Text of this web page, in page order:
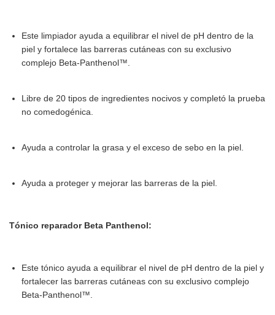
Este limpiador ayuda a equilibrar el nivel de pH dentro de la
piel y fortalece las barreras cutáneas con su exclusivo
complejo Beta-Panthenol™.
Libre de 20 tipos de ingredientes nocivos y completó la prueba
no comedogénica.
Ayuda a controlar la grasa y el exceso de sebo en la piel.
Ayuda a proteger y mejorar las barreras de la piel.
Tónico reparador Beta Panthenol:
Este tónico ayuda a equilibrar el nivel de pH dentro de la piel y
fortalecer las barreras cutáneas con su exclusivo complejo
Beta-Panthenol™.